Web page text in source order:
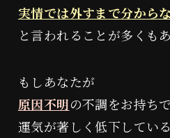
実情では外すまで分から
と言われることが多くもあ
もしあなたが
原因不明の不調をお持ち
運気が著しく低下してい